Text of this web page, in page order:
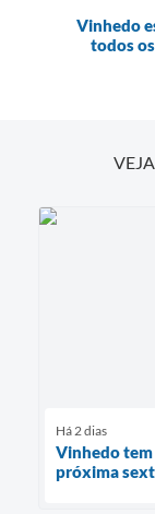
Vinhedo
todos
Há 2 dias
Vinhedo tem
próxima